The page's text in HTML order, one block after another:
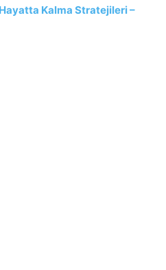
Kalma Stratejileri –